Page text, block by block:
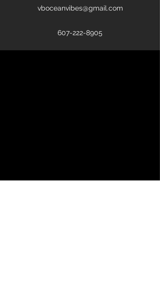
vboceanvibes@gmail.com
607-222-8905